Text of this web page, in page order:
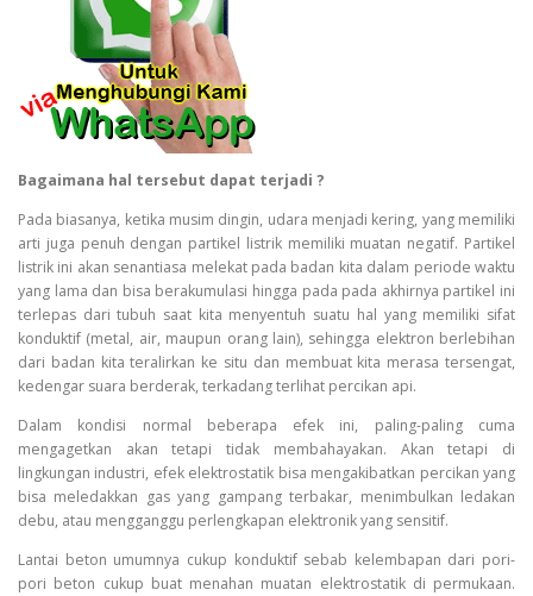
Bagaimana hal tersebut dapat terjadi ?
Pada biasanya, ketika musim dingin, udara menjadi kering, yang memiliki
arti juga penuh dengan partikel listrik memiliki muatan negatif. Partikel
listrik ini akan senantiasa melekat pada badan kita dalam periode waktu
yang lama dan bisa berakumulasi hingga pada pada akhirnya partikel ini
terlepas dari tubuh saat kita menyentuh suatu hal yang memiliki sifat
konduktif (metal, air, maupun orang lain), sehingga elektron berlebihan
dari badan kita teralirkan ke situ dan membuat kita merasa tersengat,
kedengar suara berderak, terkadang terlihat percikan api.
Dalam kondisi normal beberapa efek ini, paling-paling cuma
mengagetkan akan tetapi tidak membahayakan. Akan tetapi di
lingkungan industri, efek elektrostatik bisa mengakibatkan percikan yang
bisa meledakkan gas yang gampang terbakar, menimbulkan ledakan
debu, atau mengganggu perlengkapan elektronik yang sensitif.
Lantai beton umumnya cukup konduktif sebab kelembapan dari pori-
pori beton cukup buat menahan muatan elektrostatik di permukaan.